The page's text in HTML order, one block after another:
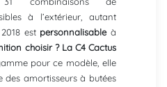
à l’extérieur, autant
est personnalisableà
choisir ? La C4 Cactus
pour ce modèle, elle
des amortisseurs à butées